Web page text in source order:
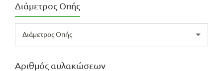
Διάμετρος Οπής
Διάμετρος Οπής
Αριθμός αυλακώσεων